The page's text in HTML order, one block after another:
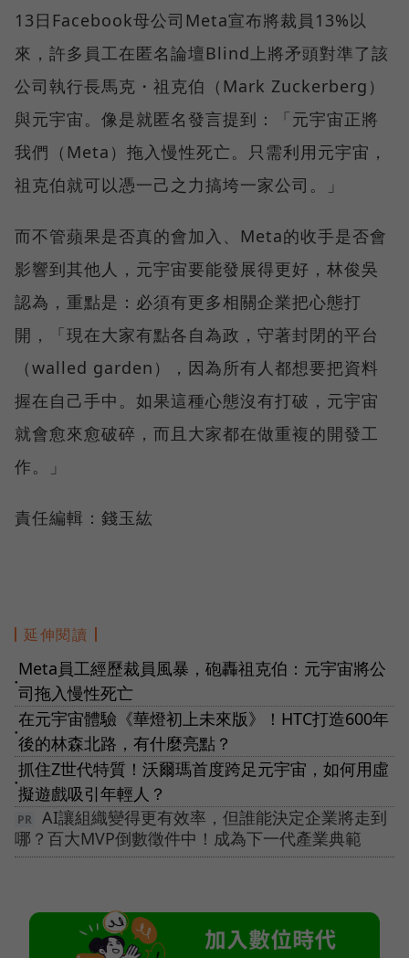
13日Facebook母公司Meta宣布將裁員13%以
來，許多員工在匿名論壇Blind上將矛頭對準了該
公司執行長馬克・祖克伯（Mark Zuckerberg）
與元宇宙。像是就匿名發言提到：「元宇宙正將
我們（Meta）拖入慢性死亡。只需利用元宇宙，
祖克伯就可以憑一己之力搞垮一家公司。」
而不管蘋果是否真的會加入、Meta的收手是否會
影響到其他人，元宇宙要能發展得更好，林俊吳
認為，重點是：必須有更多相關企業把心態打
開，「現在大家有點各自為政，守著封閉的平台
（walled garden），因為所有人都想要把資料
握在自己手中。如果這種心態沒有打破，元宇宙
就會愈來愈破碎，而且大家都在做重複的開發工
作。」
責任編輯：錢玉紘
延伸閱讀
●
Meta員工經歷裁員風暴，砲轟祖克伯：元宇宙將公
司拖入慢性死亡
●
在元宇宙體驗《華燈初上未來版》！HTC打造600年
後的林森北路，有什麼亮點？
●
抓住Z世代特質！沃爾瑪首度跨足元宇宙，如何用虛
擬遊戲吸引年輕人？
AI讓組織變得更有效率，但誰能決定企業將走到
哪？百大MVP倒數徵件中！成為下一代產業典範